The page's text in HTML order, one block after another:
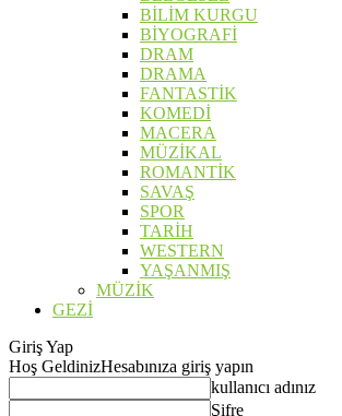
BİLİM KURGU
BİYOGRAFİ
DRAM
DRAMA
FANTASTİK
KOMEDİ
MACERA
MÜZİKAL
ROMANTİK
SAVAŞ
SPOR
TARİH
WESTERN
YAŞANMIŞ
MÜZİK
GEZİ
Giriş Yap
Hoş GeldinizHesabınıza giriş yapın
kullanıcı adınız
Şifre